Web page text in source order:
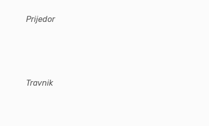
Prijedor
Travnik